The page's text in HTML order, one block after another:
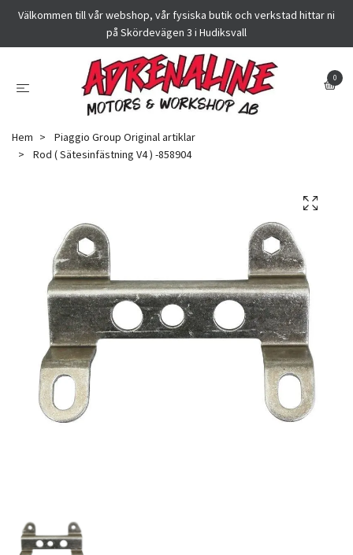
Välkommen till vår webshop, vår fysiska butik och verkstad hittar ni
på Skördevägen 3 i Hudiksvall
0
Hem
Piaggio Group Original artiklar
Rod ( Sätesinfästning V4 ) -858904